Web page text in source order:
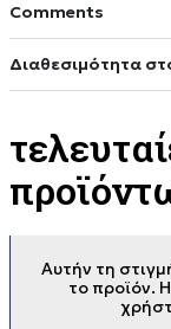
Comments
Διαθεσιμότητα
Αυτήν τη
το προϊόν.